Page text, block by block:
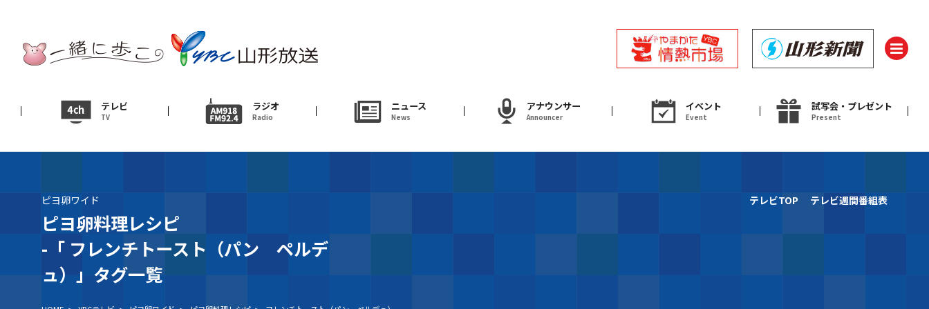
テレビ
TV
ラジオ
Radio
ニュース
News
アナウンサー
Announcer
イベント
Event
試写会・プレゼント
Present
テレビ
ニュース
News
アナウンサー
Announcer
イベント 試写会・プレゼント
ＹＢＣオンデマンド
ピヨ卵ワイド
ピヨ卵料理レシピ
-「 フレンチトースト（パン ペルデ
ュ）」タグ一覧
テレビTOP テレビ週間番組表